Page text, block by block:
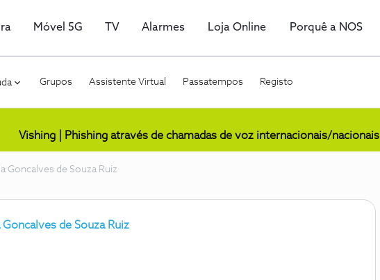
Móvel 5G TV Alarmes Loja Online Porquê a NOS
Grupos Assistente Virtual Passatempos Registo
Vishing | Phishing através de chamadas de voz internacionais/nacionais
Goncalves de Souza Ruiz
Goncalves de Souza Ruiz